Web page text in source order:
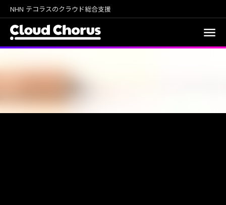
NHN テコラスのクラウド総合支援